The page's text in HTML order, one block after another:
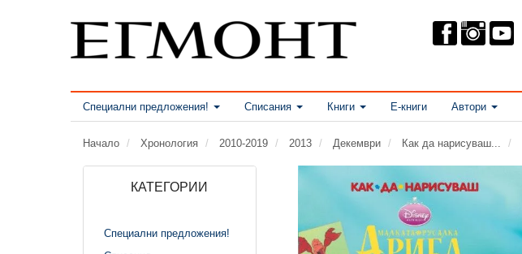
Специални предложения! Списания Книги Е-книги Автори
Начало Хронология 2010-2019 2013 Декември Как да нарисуваш...
КАТЕГОРИИ
Специални предложения!